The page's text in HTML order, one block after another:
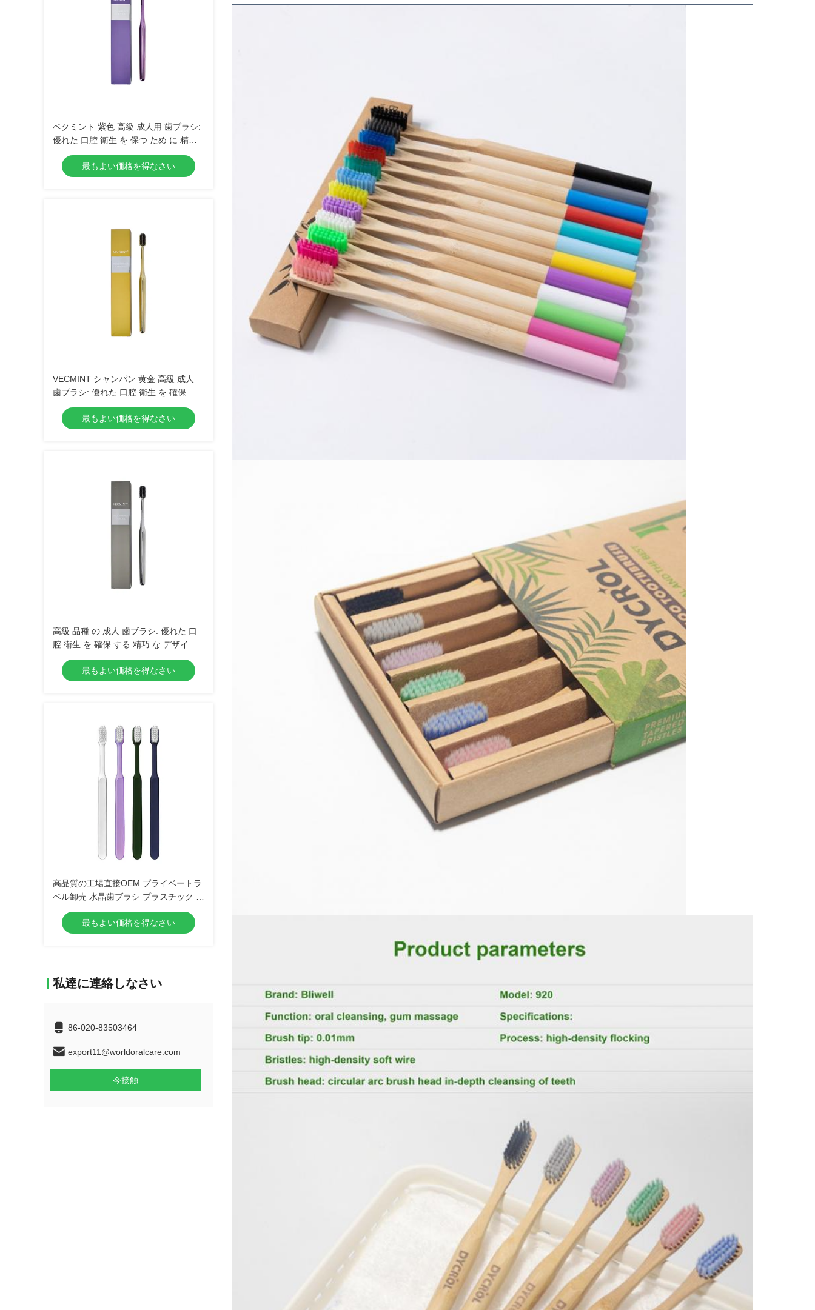
ベクミント 紫色 高級 成人用 歯ブラシ:
優れた 口腔 衛生 を 保つ ため に 精巧
な デザイン,日常 用 に ぴったり
最もよい価格を得なさい
VECMINT シャンパン 黄金 高級 成人
歯ブラシ: 優れた 口腔 衛生 を 確保 す
る 精巧 な デザイン,日常 用 に ぴった
最もよい価格を得なさい
高級 品種 の 成人 歯ブラシ: 優れた 口
腔 衛生 を 確保 する 精巧 な デザイン,
日常 用 に ぴったり な 歯ブラシ
最もよい価格を得なさい
高品質の工場直接OEM プライベートラ
ベル卸売 水晶歯ブラシ プラスチック 手
動 柔らかい毛穴 成人の歯ブラシ
最もよい価格を得なさい
私達に連絡しなさい
86-020-83503464
export11@worldoralcare.com
今接触